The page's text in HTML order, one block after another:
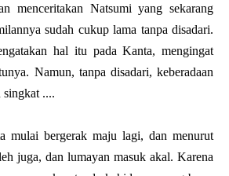
menceritakan Natsumi yang sekarang
sudah cukup lama tanpa disadari.
hal itu pada Kanta, mengingat
Namun, tanpa disadari, keberadaan
singkat ....
mulai bergerak maju lagi, dan menurut
juga, dan lumayan masuk akal. Karena